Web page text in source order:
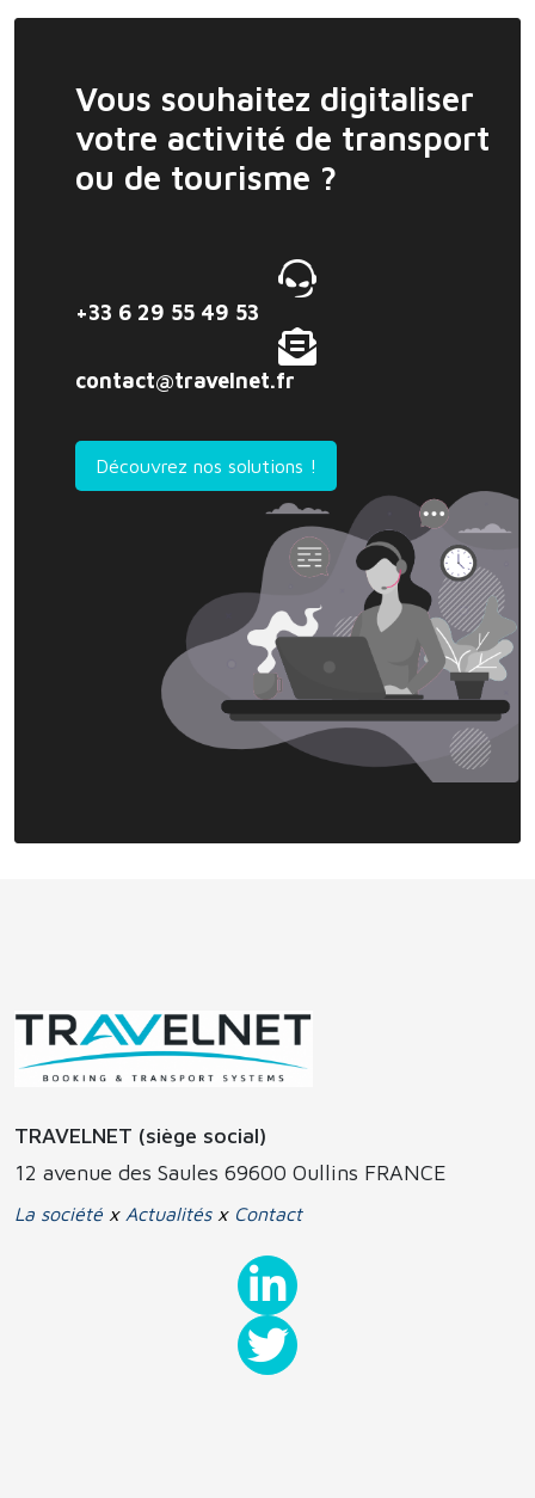
Vous souhaitez digitaliser
votre activité de transport
ou de tourisme ?
+33 6 29 55 49 53
contact@travelnet.fr
Découvrez nos solutions !
TRAVELNET (siège social)
12 avenue des Saules 69600 Oullins FRANCE
La société x Actualitésx Contact